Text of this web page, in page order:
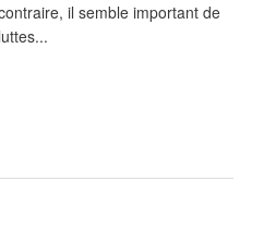
il semble important de